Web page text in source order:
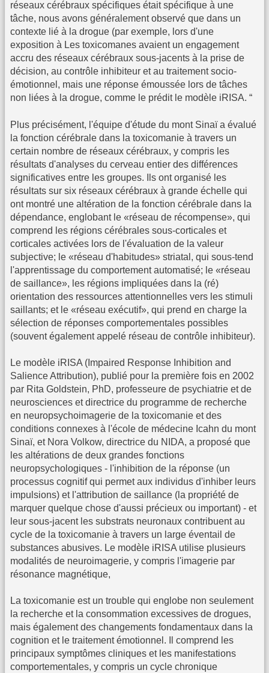
réseaux cérébraux spécifiques était spécifique à une
tâche, nous avons généralement observé que dans un
contexte lié à la drogue (par exemple, lors d'une
exposition à Les toxicomanes avaient un engagement
accru des réseaux cérébraux sous-jacents à la prise de
décision, au contrôle inhibiteur et au traitement socio-
émotionnel, mais une réponse émoussée lors de tâches
non liées à la drogue, comme le prédit le modèle iRISA. “
Plus précisément, l'équipe d'étude du mont Sinaï a évalué
la fonction cérébrale dans la toxicomanie à travers un
certain nombre de réseaux cérébraux, y compris les
résultats d'analyses du cerveau entier des différences
significatives entre les groupes. Ils ont organisé les
résultats sur six réseaux cérébraux à grande échelle qui
ont montré une altération de la fonction cérébrale dans la
dépendance, englobant le «réseau de récompense», qui
comprend les régions cérébrales sous-corticales et
corticales activées lors de l'évaluation de la valeur
subjective; le «réseau d'habitudes» striatal, qui sous-tend
l'apprentissage du comportement automatisé; le «réseau
de saillance», les régions impliquées dans la (ré)
orientation des ressources attentionnelles vers les stimuli
saillants; et le «réseau exécutif», qui prend en charge la
sélection de réponses comportementales possibles
(souvent également appelé réseau de contrôle inhibiteur).
Le modèle iRISA (Impaired Response Inhibition and
Salience Attribution), publié pour la première fois en 2002
par Rita Goldstein, PhD, professeure de psychiatrie et de
neurosciences et directrice du programme de recherche
en neuropsychoimagerie de la toxicomanie et des
conditions connexes à l'école de médecine Icahn du mont
Sinaï, et Nora Volkow, directrice du NIDA, a proposé que
les altérations de deux grandes fonctions
neuropsychologiques - l'inhibition de la réponse (un
processus cognitif qui permet aux individus d'inhiber leurs
impulsions) et l'attribution de saillance (la propriété de
marquer quelque chose d'aussi précieux ou important) - et
leur sous-jacent les substrats neuronaux contribuent au
cycle de la toxicomanie à travers un large éventail de
substances abusives. Le modèle iRISA utilise plusieurs
modalités de neuroimagerie, y compris l'imagerie par
résonance magnétique,
La toxicomanie est un trouble qui englobe non seulement
la recherche et la consommation excessives de drogues,
mais également des changements fondamentaux dans la
cognition et le traitement émotionnel. Il comprend les
principaux symptômes cliniques et les manifestations
comportementales, y compris un cycle chronique